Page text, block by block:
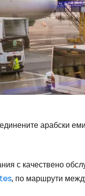
арабски
с качествено
, по маршрути